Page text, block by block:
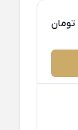
تومان